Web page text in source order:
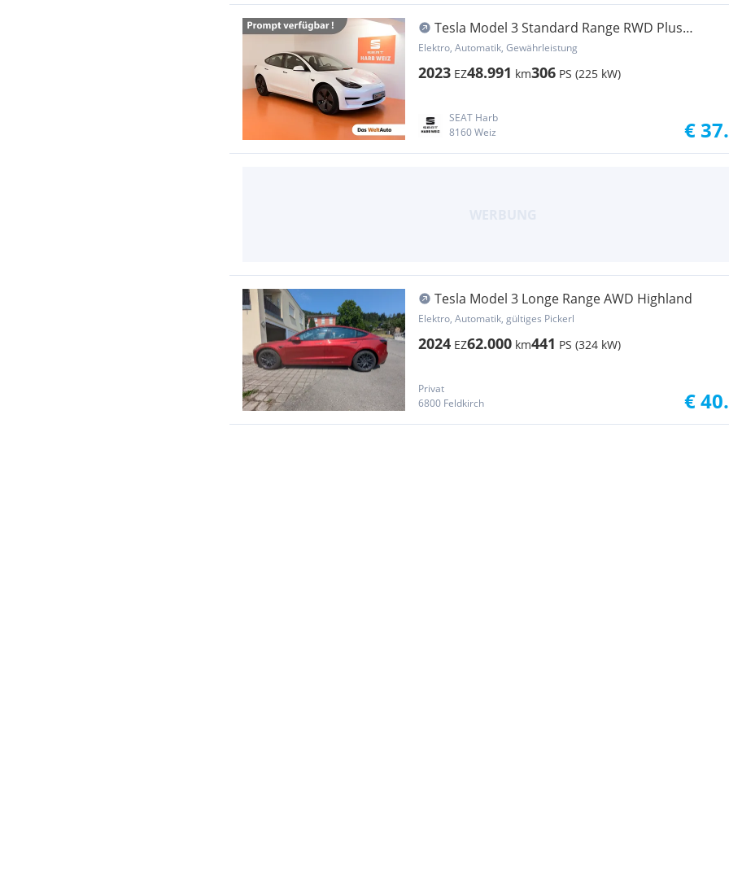
Tesla Model 3 Standard Range RWD Plus
57,5kWh
Elektro, Automatik, Gewährleistung
2023 EZ48.991 km306 PS (225 kW)
SEAT Harb
8160 Weiz
€
Tesla Model 3 Longe Range AWD Highland
Elektro, Automatik, gültiges Pickerl
2024 EZ62.000 km441 PS (324 kW)
Privat
6800 Feldkirch
€